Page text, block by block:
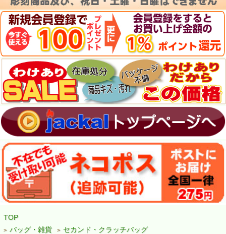
TOP
> バッグ・雑貨 > セカンド・クラッチバッグ